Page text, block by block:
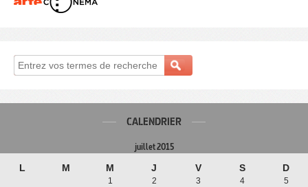
CALENDRIER
juillet 2015
L M M J V S D
1 2 3 4
5